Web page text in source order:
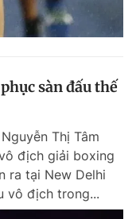
sàn đấu thế
Thị Tâm
địch giải boxing
ra tại New Delhi
vô địch trong...